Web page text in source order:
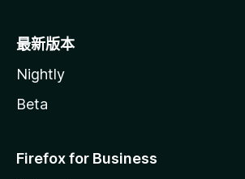
最新版本
Nightly
Beta
Firefox for Business